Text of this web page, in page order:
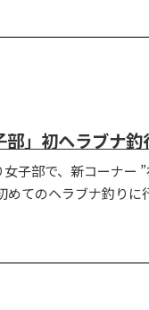
」初ヘラブナ
子部で、新コーナー
めてのヘラブナ釣り